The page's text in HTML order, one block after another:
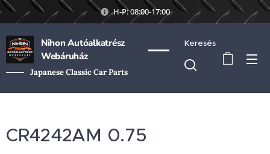
H-P: 08:00-17:00
Nihon Autóalkatrész
Webáruház
Japanese Classic Car Parts
Keresés
CR4242AM 0.75